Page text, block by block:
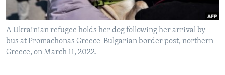
A Ukrainian refugee holds her dog following her arrival by
bus at Promachonas Greece-Bulgarian border post, northern
Greece, on March 11, 2022.